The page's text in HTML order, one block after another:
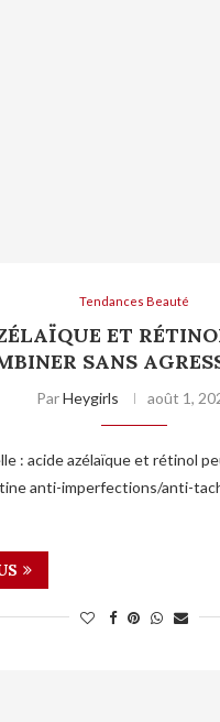
Tendances Beauté
ET
SANS
ParHeygirls août 1,
: acide azélaïque et rétinol
anti-imperfections/anti-